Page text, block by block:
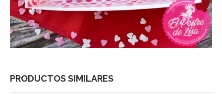
PRODUCTOS SIMILARES